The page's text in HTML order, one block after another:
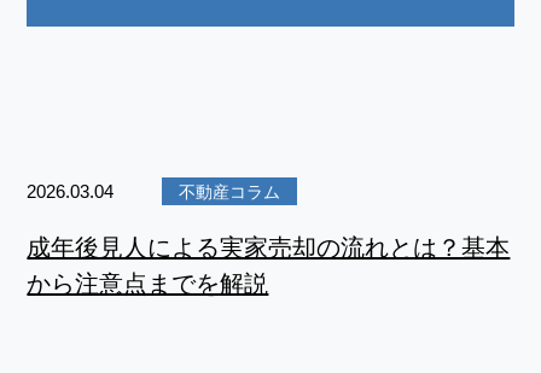
成年後見人による実家売却の流れとは？基本
から注意点までを解説
2026.03.04 不動産コラム